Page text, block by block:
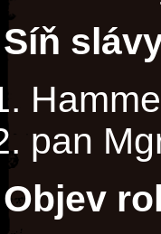
Síň
pan
Objev